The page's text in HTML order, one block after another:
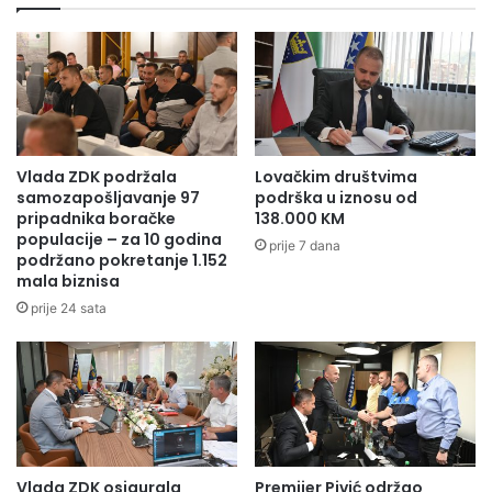
Vlada ZDK podržala
samozapošljavanje 97
pripadnika boračke
populacije – za 10 godina
podržano pokretanje 1.152
mala biznisa
prije 24 sata
Lovačkim društvima
podrška u iznosu od
138.000 KM
prije 7 dana
Vlada ZDK osigurala Premijer Pivić održao